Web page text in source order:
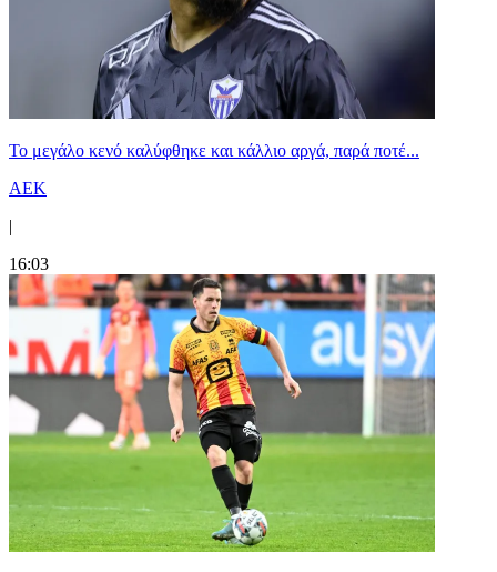
Το μεγάλο κενό καλύφθηκε και κάλλιο αργά, παρά ποτέ...
ΑΕΚ
|
16:03